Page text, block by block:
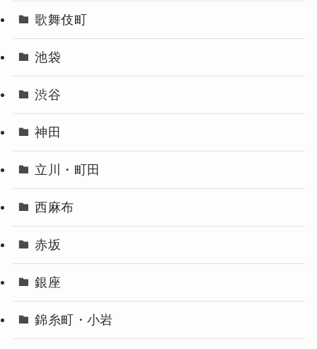
歌舞伎町
池袋
渋谷
神田
立川・町田
西麻布
赤坂
銀座
錦糸町・小岩